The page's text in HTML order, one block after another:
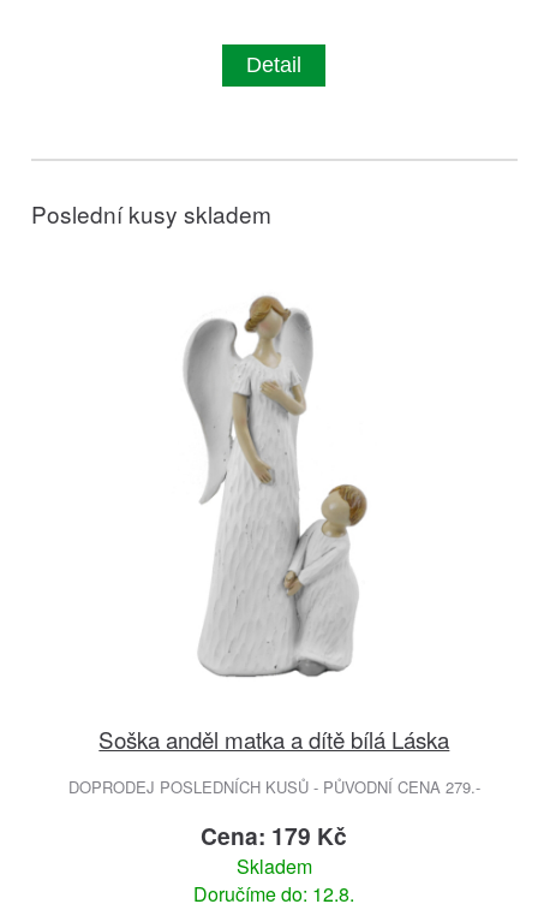
Detail
Poslední kusy skladem
Soška anděl matka a dítě bílá Láska
DOPRODEJ POSLEDNÍCH KUSŮ - PŮVODNÍ CENA 279.-
Cena: 179 Kč
Skladem
Doručíme do: 12.8.